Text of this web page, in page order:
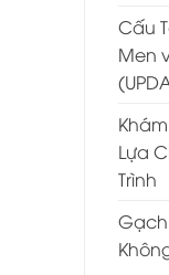
Cấu
Men
Lựa
Trình
Gạch